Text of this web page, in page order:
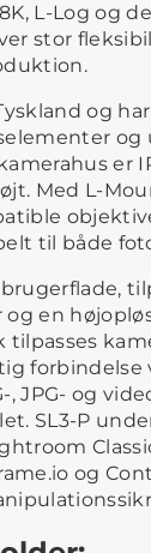
L-Log og
stor
og
og
er
Med L-
til både
en
, JPG- og
SL3-P
og